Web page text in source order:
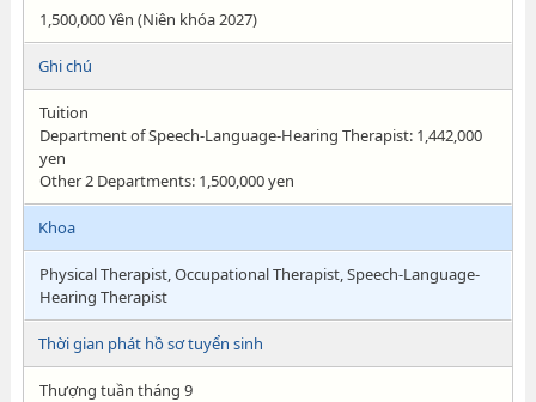
1,500,000 Yên (Niên khóa 2027)
Ghi chú
Tuition
Department of Speech-Language-Hearing Therapist: 1,442,000
yen
Other 2 Departments: 1,500,000 yen
Khoa
Physical Therapist, Occupational Therapist, Speech-Language-
Hearing Therapist
Thời gian phát hồ sơ tuyển sinh
Thượng tuần tháng 9